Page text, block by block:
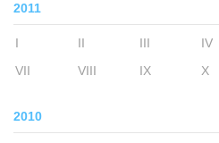
2011
I II III IV
VII
VIII IX X
2010